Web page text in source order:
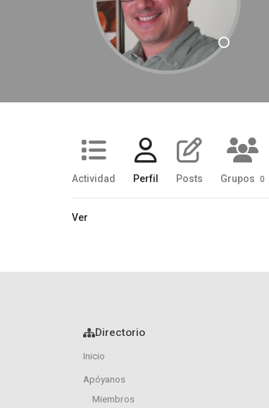
Actividad Perfil Posts Grupos 0
Ver
Directorio
Inicio
Apóyanos
Miembros